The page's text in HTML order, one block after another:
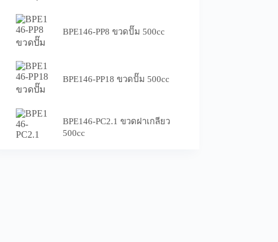
BPE146-PP8 ขวดปั๊ม 500cc
BPE146-PP18 ขวดปั๊ม 500cc
BPE146-PC2.1 ขวดฝาเกลียว
500cc